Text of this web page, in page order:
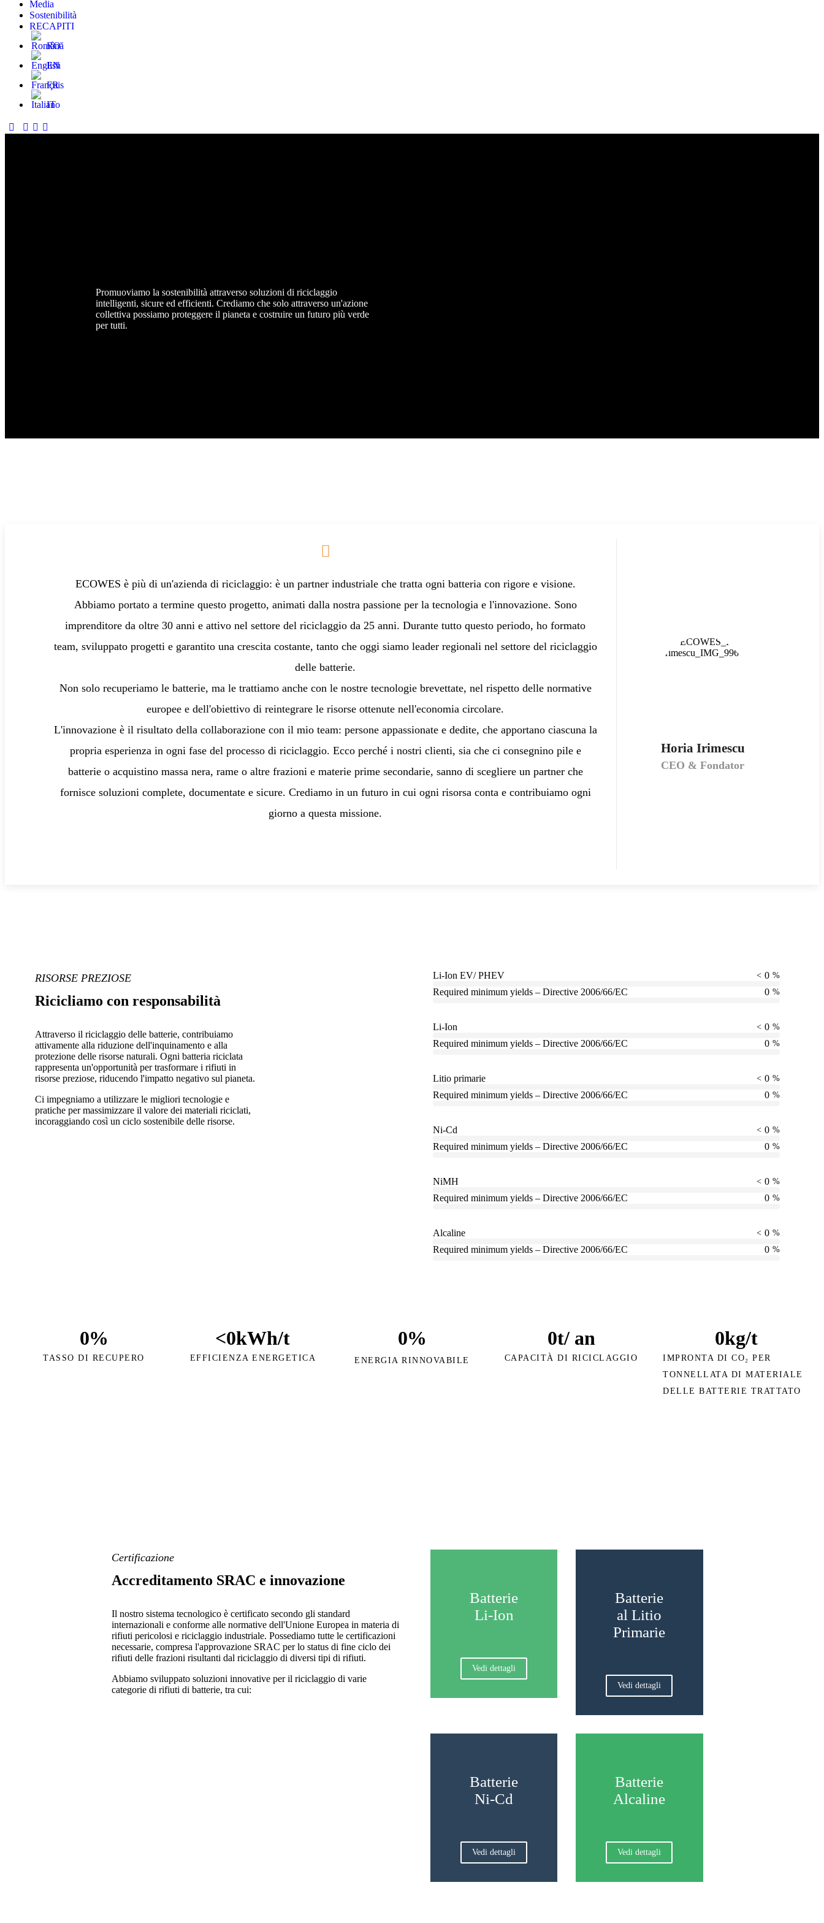
Media
Sostenibilità
RECAPITI
RO
EN
FR
IT
Promuoviamo la sostenibilità attraverso soluzioni di riciclaggio
intelligenti, sicure ed efficienti. Crediamo che solo attraverso un'azione
collettiva possiamo proteggere il pianeta e costruire un futuro più verde
per tutti.
ECOWES è più di un'azienda di riciclaggio: è un partner industriale che tratta ogni batteria con rigore e visione.
Abbiamo portato a termine questo progetto, animati dalla nostra passione per la tecnologia e l'innovazione. Sono
imprenditore da oltre 30 anni e attivo nel settore del riciclaggio da 25 anni. Durante tutto questo periodo, ho formato
team, sviluppato progetti e garantito una crescita costante, tanto che oggi siamo leader regionali nel settore del riciclaggio
delle batterie.
Non solo recuperiamo le batterie, ma le trattiamo anche con le nostre tecnologie brevettate, nel rispetto delle normative
europee e dell'obiettivo di reintegrare le risorse ottenute nell'economia circolare.
L'innovazione è il risultato della collaborazione con il mio team: persone appassionate e dedite, che apportano ciascuna la
propria esperienza in ogni fase del processo di riciclaggio. Ecco perché i nostri clienti, sia che ci consegnino pile e
batterie o acquistino massa nera, rame o altre frazioni e materie prime secondarie, sanno di scegliere un partner che
fornisce soluzioni complete, documentate e sicure. Crediamo in un futuro in cui ogni risorsa conta e contribuiamo ogni
giorno a questa missione.
Horia Irimescu
CEO & Fondator
RISORSE PREZIOSE
Ricicliamo con responsabilità
Attraverso il riciclaggio delle batterie, contribuiamo
attivamente alla riduzione dell'inquinamento e alla
protezione delle risorse naturali. Ogni batteria riciclata
rappresenta un'opportunità per trasformare i rifiuti in
risorse preziose, riducendo l'impatto negativo sul pianeta.
Ci impegniamo a utilizzare le migliori tecnologie e
pratiche per massimizzare il valore dei materiali riciclati,
incoraggiando così un ciclo sostenibile delle risorse.
Li-Ion EV/ PHEV < 0 %
Required minimum yields – Directive 2006/66/EC 0 %
Li-Ion < 0 %
Required minimum yields – Directive 2006/66/EC 0 %
Litio primarie < 0 %
Required minimum yields – Directive 2006/66/EC 0 %
Ni-Cd < 0 %
Required minimum yields – Directive 2006/66/EC 0 %
NiMH < 0 %
Required minimum yields – Directive 2006/66/EC 0 %
Alcaline < 0 %
Required minimum yields – Directive 2006/66/EC 0 %
TASSO DI RECUPERO
0%
EFFICIENZA ENERGETICA
<0kWh/t
ENERGIA RINNOVABILE
0%
CAPACITÀ DI RICICLAGGIO
0t/ an
IMPRONTA DI CO₂ PER
TONNELLATA DI MATERIALE
DELLE BATTERIE TRATTATO
0kg/t
Certificazione
Accreditamento SRAC e innovazione
Il nostro sistema tecnologico è certificato secondo gli standard
internazionali e conforme alle normative dell'Unione Europea in materia di
rifiuti pericolosi e riciclaggio industriale. Possediamo tutte le certificazioni
necessarie, compresa l'approvazione SRAC per lo status di fine ciclo dei
rifiuti delle frazioni risultanti dal riciclaggio di diversi tipi di rifiuti.
Abbiamo sviluppato soluzioni innovative per il riciclaggio di varie
categorie di rifiuti di batterie, tra cui:
Batterie
Li-Ion
Vedi dettagli
Batterie
al Litio
Primarie
Vedi dettagli
Batterie
Ni-Cd
Vedi dettagli
Batterie
Alcaline
Vedi dettagli